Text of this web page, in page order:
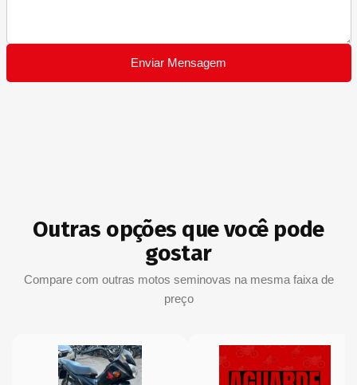
Enviar Mensagem
Outras opções que você pode
gostar
Compare com outras motos seminovas na mesma faixa de
preço